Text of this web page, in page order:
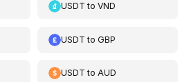
USDT toVND
USDT toGBP
USDT toAUD